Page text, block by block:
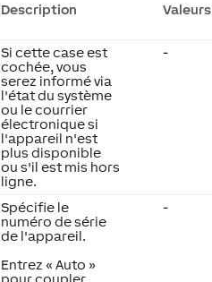
Description Valeurs
Si cette case est
cochée, vous
serez informé via
l'état du système
ou le courrier
électronique si
l'appareil n'est
plus disponible
ou s'il est mis hors
ligne.
-
Spécifie le
numéro de série
de l'appareil.
Entrez « Auto »
pour coupler
-